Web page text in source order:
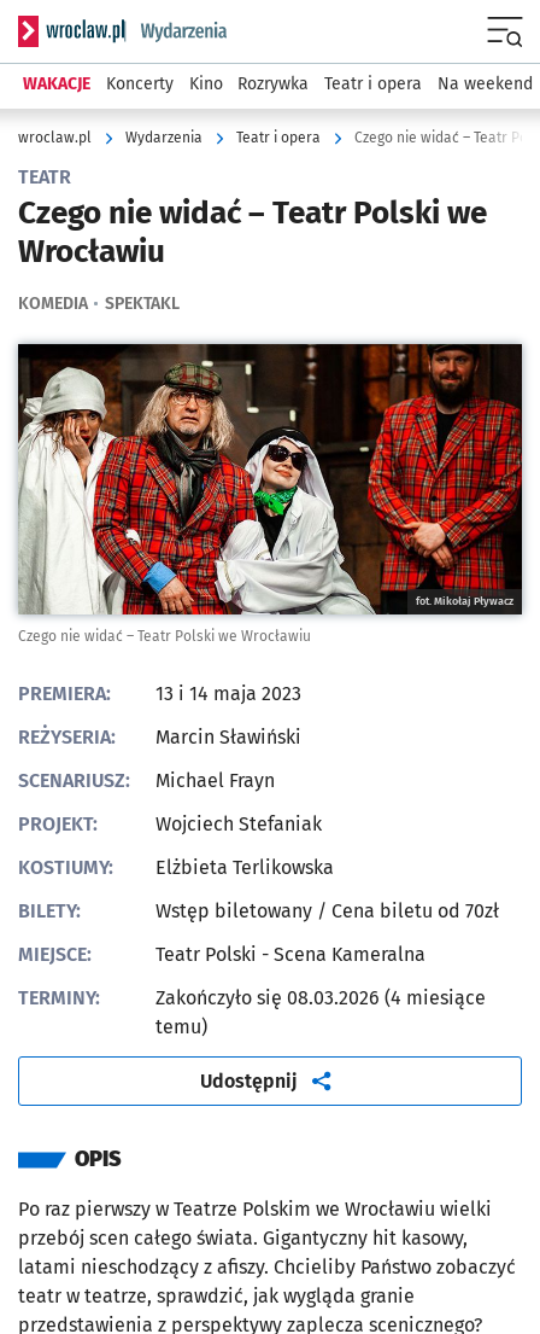
Serwis informacyjny wroclaw.pl podserwis: Wydarzenia
WAKACJE Koncerty Kino Rozrywka Teatr i opera Na weekend
wroclaw.pl Wydarzenia Teatr i opera Czego nie widać – Teatr
TEATR
Czego nie widać – Teatr Polski we
Wrocławiu
KOMEDIA SPEKTAKL
Kliknij, aby powiększyć
fot. Mikołaj Pływacz
Czego nie widać – Teatr Polski we Wrocławiu
PREMIERA:
13 i 14 maja 2023
REŻYSERIA:
Marcin Sławiński
SCENARIUSZ:
Michael Frayn
PROJEKT:
Wojciech Stefaniak
KOSTIUMY:
Elżbieta Terlikowska
BILETY:
Wstęp biletowany / Cena biletu od 70zł
MIEJSCE:
Teatr Polski - Scena Kameralna
TERMINY:
Zakończyło się 08.03.2026 (4 miesiące
temu)
Udostępnij artykuł
OPIS
Po raz pierwszy w Teatrze Polskim we Wrocławiu wielki
przebój scen całego świata. Gigantyczny hit kasowy,
latami nieschodzący z afiszy. Chcieliby Państwo zobaczyć
teatr w teatrze, sprawdzić, jak wygląda granie
przedstawienia z perspektywy zaplecza scenicznego?